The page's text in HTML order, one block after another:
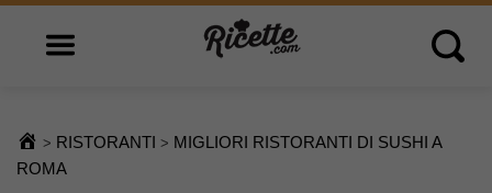
Open main menu Open
> RISTORANTI > MIGLIORI RISTORANTI DI SUSHI A
ROMA